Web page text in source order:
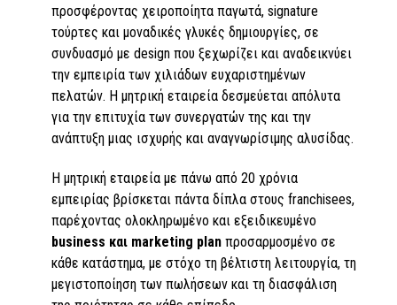
προσφέροντας χειροποίητα παγωτά, signature
τούρτες και μοναδικές γλυκές δημιουργίες, σε
συνδυασμό με design που ξεχωρίζει και αναδεικνύει
την εμπειρία των χιλιάδων ευχαριστημένων
πελατών. Η μητρική εταιρεία δεσμεύεται απόλυτα
για την επιτυχία των συνεργατών της και την
ανάπτυξη μιας ισχυρής και αναγνωρίσιμης αλυσίδας.
Η μητρική εταιρεία με πάνω από 20 χρόνια
εμπειρίας βρίσκεται πάντα δίπλα στους franchisees,
παρέχοντας ολοκληρωμένο και εξειδικευμένο
business και marketing plan προσαρμοσμένο σε
κάθε κατάστημα, με στόχο τη βέλτιστη λειτουργία, τη
μεγιστοποίηση των πωλήσεων και τη διασφάλιση